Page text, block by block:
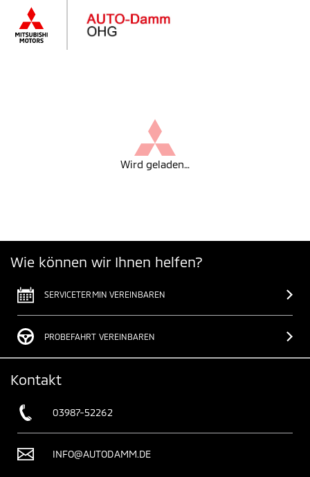
Wird geladen…
Wie können wir Ihnen helfen?
SERVICETERMIN VEREINBAREN
PROBEFAHRT VEREINBAREN
Kontakt
03987-52262
INFO@AUTODAMM.DE